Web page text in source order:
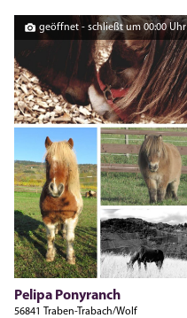
geöffnet - schließt um 00:00 Uhr
Pelipa Ponyranch
56841 Traben-Trabach/Wolf